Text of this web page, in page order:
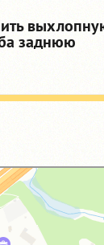
заднюю
Москве